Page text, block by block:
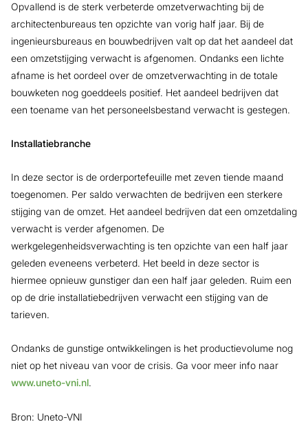
Opvallend is de sterk verbeterde omzetverwachting bij de
architectenbureaus ten opzichte van vorig half jaar. Bij de
ingenieursbureaus en bouwbedrijven valt op dat het aandeel dat
een omzetstijging verwacht is afgenomen. Ondanks een lichte
afname is het oordeel over de omzetverwachting in de totale
bouwketen nog goeddeels positief. Het aandeel bedrijven dat
een toename van het personeelsbestand verwacht is gestegen.
Installatiebranche
In deze sector is de orderportefeuille met zeven tiende maand
toegenomen. Per saldo verwachten de bedrijven een sterkere
stijging van de omzet. Het aandeel bedrijven dat een omzetdaling
verwacht is verder afgenomen. De
werkgelegenheidsverwachting is ten opzichte van een half jaar
geleden eveneens verbeterd. Het beeld in deze sector is
hiermee opnieuw gunstiger dan een half jaar geleden. Ruim een
op de drie installatiebedrijven verwacht een stijging van de
tarieven.
Ondanks de gunstige ontwikkelingen is het productievolume nog
niet op het niveau van voor de crisis. Ga voor meer info naar
www.uneto-vni.nl.
Bron: Uneto-VNI